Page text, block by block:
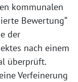
kommunalen
Bewertung“
der
nach einem
überprüft.
Verfeinerung